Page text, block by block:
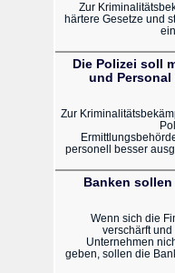
Zur
härtere Gesetze und
Die Polizei soll
und
Zur
personell besser
Banken
Wenn sich die
verschärft
Unternehmen
geben, sollen die